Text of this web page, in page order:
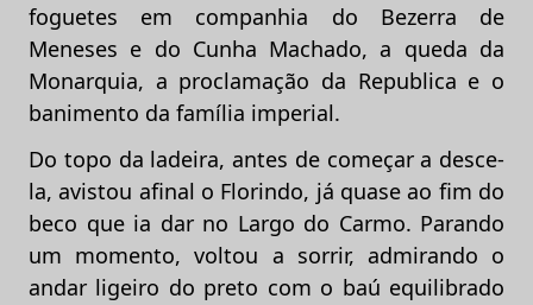
foguetes em companhia do Bezerra de
Meneses e do Cunha Machado, a queda da
Monarquia, a proclamação da Republica e o
banimento da família imperial.
Do topo da ladeira, antes de começar a desce-
la, avistou afinal o Florindo, já quase ao fim do
beco que ia dar no Largo do Carmo. Parando
um momento, voltou a sorrir, admirando o
andar ligeiro do preto com o baú equilibrado